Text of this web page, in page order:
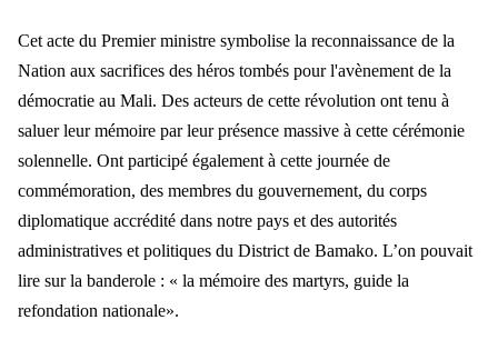
Cet acte du Premier ministre symbolise la reconnaissance de la
Nation aux sacrifices des héros tombés pour l'avènement de la
démocratie au Mali. Des acteurs de cette révolution ont tenu à
saluer leur mémoire par leur présence massive à cette cérémonie
solennelle. Ont participé également à cette journée de
commémoration, des membres du gouvernement, du corps
diplomatique accrédité dans notre pays et des autorités
administratives et politiques du District de Bamako. L’on pouvait
lire sur la banderole : « la mémoire des martyrs, guide la
refondation nationale».